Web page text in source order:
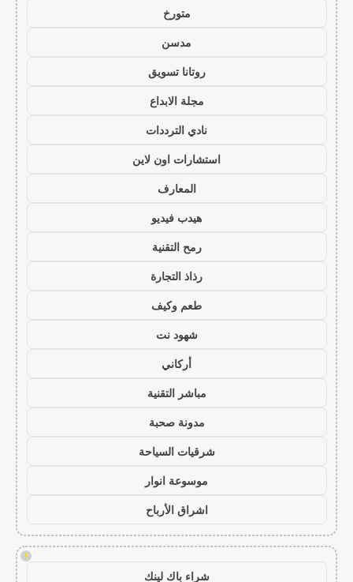
متورخ
مدسن
روتانا تسويق
مجلة الابداع
نادي الترددات
استشارات اون لاين
المعارف
هيدب فيديو
رمح التقنية
رذاذ التجارة
طعم وكيف
شهود نت
أركاني
مباشر التقنية
مدونة صحبة
شرقيات السياحة
موسوعة انوار
اشراق الأرباح
!
شراء باك لينك